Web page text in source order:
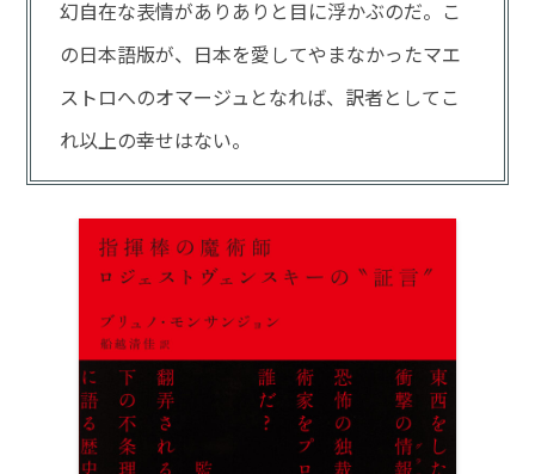
幻自在な表情がありありと目に浮かぶのだ。こ
の日本語版が、日本を愛してやまなかったマエ
ストロへのオマージュとなれば、訳者としてこ
れ以上の幸せはない。